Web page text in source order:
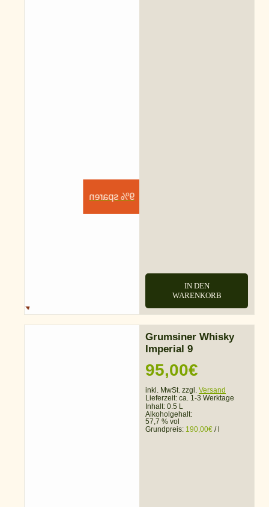
9% sparen
IN DEN
WARENKORB
Grumsiner Whisky
Imperial 9
95,00€
inkl. MwSt. zzgl. Versand
Lieferzeit: ca. 1-3 Werktage
Inhalt: 0.5 L
Alkoholgehalt:
57,7 % vol
Grundpreis: 190,00€ /